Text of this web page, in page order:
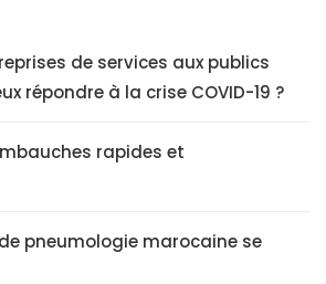
de services aux publics
répondre à la crise COVID-19 ?
rapides et
pneumologie marocaine se